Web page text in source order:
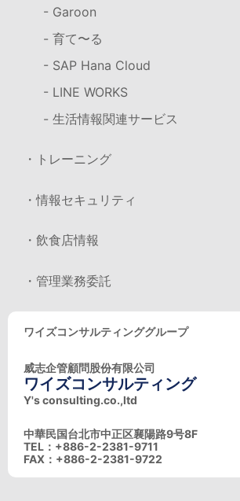
- Garoon
- 育て〜る
- SAP Hana Cloud
- LINE WORKS
- 生活情報関連サービス
・トレーニング
・情報セキュリティ
・飲食店情報
・管理業務委託
ワイズコンサルティンググループ
威志企管顧問股份有限公司
ワイズコンサルティング
Y's consulting.co.,ltd
中華民国台北市中正区襄陽路9号8F
TEL：+886-2-2381-9711
FAX：+886-2-2381-9722